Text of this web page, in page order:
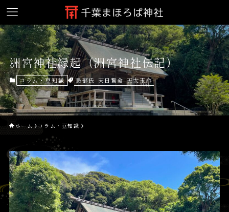
洲宮神社縁起（洲宮神社伝記）
コラム・豆知識 忌部氏 天日鷲命 天太玉命
ホーム コラム・豆知識